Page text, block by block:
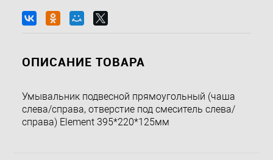
ОПИСАНИЕ ТОВАРА
Умывальник подвесной прямоугольный (чаша
слева/справа, отверстие под смеситель слева/
справа) Element 395*220*125мм